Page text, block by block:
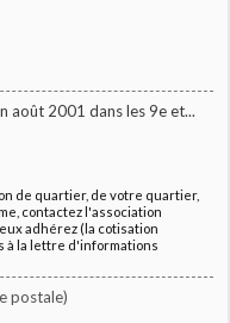
août 2001 dans les 9e et...
de quartier, de votre quartier,
contactez l'association
adhérez (la cotisation
à la lettre d'informations
postale)